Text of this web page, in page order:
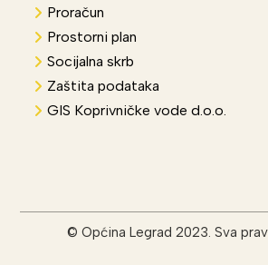
Proračun
Prostorni plan
Socijalna skrb
Zaštita podataka
GIS Koprivničke vode d.o.o.
© Općina Legrad 2023. Sva